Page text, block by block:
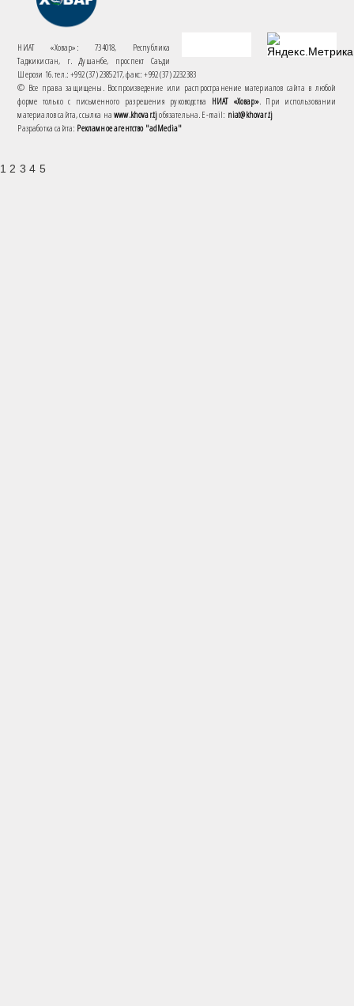
НИАТ «Ховар»: 734018, Республика
Таджикистан, г. Душанбе, проспект Саъди
Шерози 16. тел.: +992 (37) 2385217, факс: +992 (37) 2232383
© Все права защищены. Воспроизведение или распространение материалов сайта в любой
форме только с письменного разрешения руководства НИАТ «Ховар». При использовании
материалов сайта, ссылка наwww.khovar.tjобязательна. E-mail: niat@khovar.tj
Разработка сайта: Рекламное агентство "adMedia"
1 2 3 4 5